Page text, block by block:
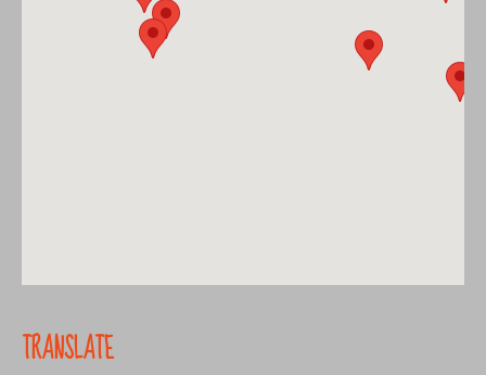
TRANSLATE